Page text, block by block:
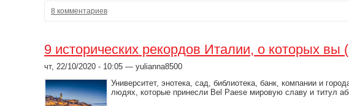
8 комментариев
9 исторических рекордов Италии, о которых вы
чт, 22/10/2020 - 10:05 — yulianna8500
Университет, энотека, сад, библиотека, банк, компании и
людях, которые принесли Bel Paese мировую славу и титул